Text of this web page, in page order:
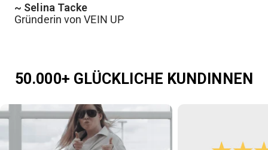
~ Selina Tacke
Gründerin von VEIN UP
50.000+ GLÜCKLICHE KUNDINNEN